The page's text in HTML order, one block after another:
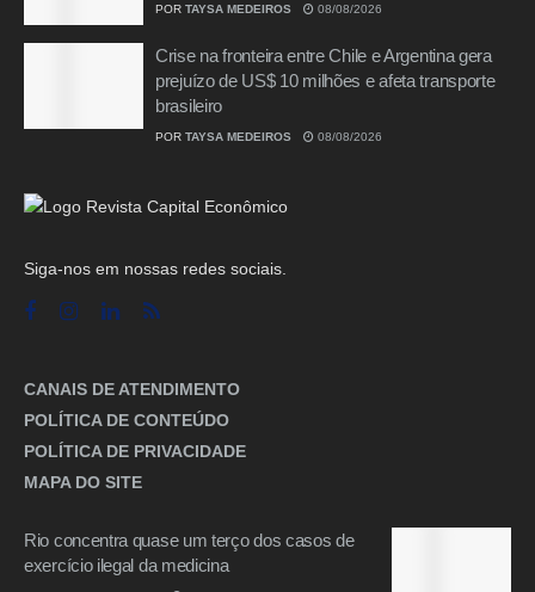
POR TAYSA MEDEIROS 08/08/2026
Crise na fronteira entre Chile e Argentina gera
prejuízo de US$ 10 milhões e afeta transporte
brasileiro
POR TAYSA MEDEIROS 08/08/2026
Siga-nos em nossas redes sociais.
CANAIS DE ATENDIMENTO
POLÍTICA DE CONTEÚDO
POLÍTICA DE PRIVACIDADE
MAPA DO SITE
Rio concentra quase um terço dos casos de
exercício ilegal da medicina